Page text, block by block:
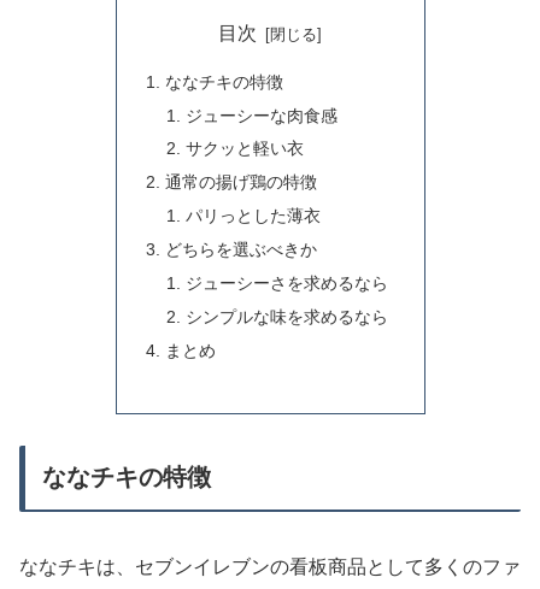
目次
ななチキの特徴
ジューシーな肉食感
サクッと軽い衣
通常の揚げ鶏の特徴
パリっとした薄衣
どちらを選ぶべきか
ジューシーさを求めるなら
シンプルな味を求めるなら
まとめ
ななチキの特徴
ななチキは、セブンイレブンの看板商品として多くのファ